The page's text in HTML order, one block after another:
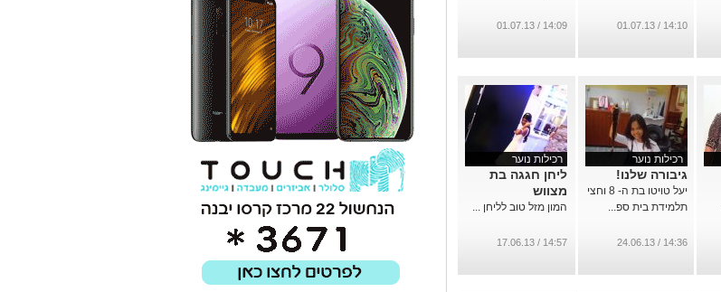
14:10 / 01.07.13
14:09 / 01.07.13
רכילות נוער
גיבורה שלנו!
יעל טויטו בת ה- 8 וחצי
תלמידת בית ספ...
14:36 / 24.06.13
רכילות נוער
ליחן חגגה בת
מצווש
המון מזל טוב לליחן ...
14:57 / 17.06.13